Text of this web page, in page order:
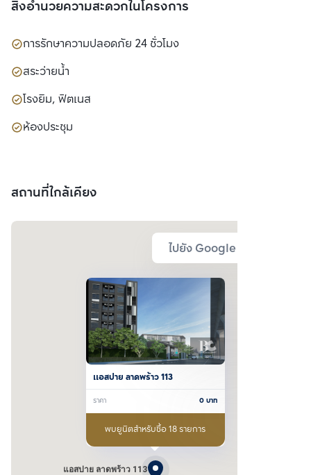
สิ่งอำนวยความสะดวกในโครงการ
การรักษาความปลอดภัย 24 ชั่วโมง
สระว่ายน้ำ
โรงยิม, ฟิตเนส
ห้องประชุม
สถานที่ใกล้เคียง
ไปยัง Google Map
แอสปาย ลาดพร้าว 113
แอสปาย ลาดพร้าว 113
ราคา 0บาท
พบยูนิตสำหรับซื้อ 18 รายการ